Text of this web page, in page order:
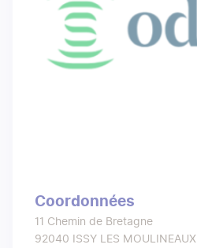
Coordonnées
11 Chemin de Bretagne
92040 ISSY LES MOULINEAUX